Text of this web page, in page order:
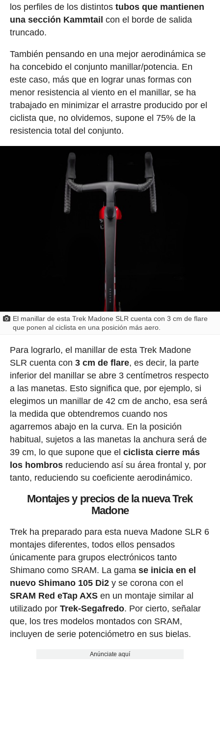
los perfiles de los distintos tubos que mantienen
una sección Kammtail con el borde de salida
truncado.
También pensando en una mejor aerodinámica se
ha concebido el conjunto manillar/potencia. En
este caso, más que en lograr unas formas con
menor resistencia al viento en el manillar, se ha
trabajado en minimizar el arrastre producido por el
ciclista que, no olvidemos, supone el 75% de la
resistencia total del conjunto.
El manillar de esta Trek Madone SLR cuenta con 3 cm de flare
que ponen al ciclista en una posición más aero.
Para lograrlo, el manillar de esta Trek Madone
SLR cuenta con 3 cm de flare, es decir, la parte
inferior del manillar se abre 3 centímetros respecto
a las manetas. Esto significa que, por ejemplo, si
elegimos un manillar de 42 cm de ancho, esa será
la medida que obtendremos cuando nos
agarremos abajo en la curva. En la posición
habitual, sujetos a las manetas la anchura será de
39 cm, lo que supone que el ciclista cierre más
los hombrosreduciendo así su área frontal y, por
tanto, reduciendo su coeficiente aerodinámico.
Montajes y precios de la nueva Trek
Madone
Trek ha preparado para esta nueva Madone SLR 6
montajes diferentes, todos ellos pensados
únicamente para grupos electrónicos tanto
Shimano como SRAM. La gama se inicia en el
nuevo Shimano 105 Di2y se corona con el
SRAM Red eTap AXSen un montaje similar al
utilizado por Trek-Segafredo. Por cierto, señalar
que, los tres modelos montados con SRAM,
incluyen de serie potenciómetro en sus bielas.
Anúnciate aquí